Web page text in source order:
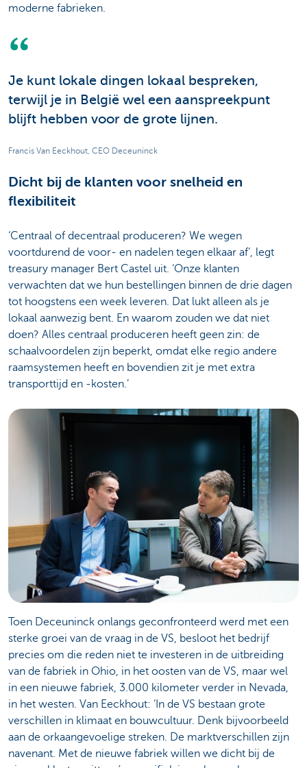
moderne fabrieken.
Je kunt lokale dingen lokaal bespreken,
terwijl je in België wel een aanspreekpunt
blijft hebben voor de grote lijnen.
Francis Van Eeckhout, CEO Deceuninck
Dicht bij de klanten voor snelheid en
flexibiliteit
‘Centraal of decentraal produceren? We wegen
voortdurend de voor- en nadelen tegen elkaar af’, legt
treasury manager Bert Castel uit. ‘Onze klanten
verwachten dat we hun bestellingen binnen de drie dagen
tot hoogstens een week leveren. Dat lukt alleen als je
lokaal aanwezig bent. En waarom zouden we dat niet
doen? Alles centraal produceren heeft geen zin: de
schaalvoordelen zijn beperkt, omdat elke regio andere
raamsystemen heeft en bovendien zit je met extra
transporttijd en -kosten.’
Toen Deceuninck onlangs geconfronteerd werd met een
sterke groei van de vraag in de VS, besloot het bedrijf
precies om die reden niet te investeren in de uitbreiding
van de fabriek in Ohio, in het oosten van de VS, maar wel
in een nieuwe fabriek, 3.000 kilometer verder in Nevada,
in het westen. Van Eeckhout: ‘In de VS bestaan grote
verschillen in klimaat en bouwcultuur. Denk bijvoorbeeld
aan de orkaangevoelige streken. De marktverschillen zijn
navenant. Met de nieuwe fabriek willen we dicht bij de